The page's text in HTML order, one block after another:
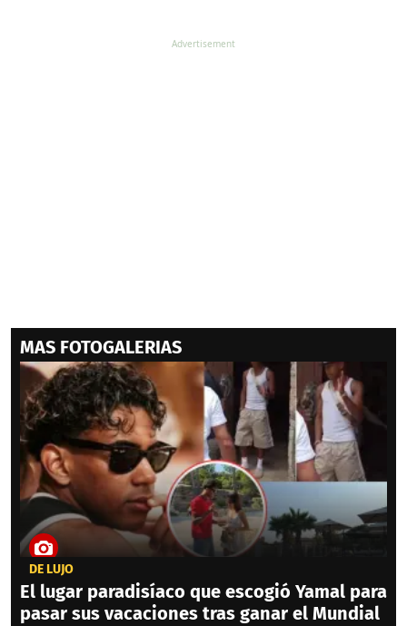
MAS FOTOGALERIAS
DE LUJO
El lugar paradisíaco que escogió Yamal para
pasar sus vacaciones tras ganar el Mundial